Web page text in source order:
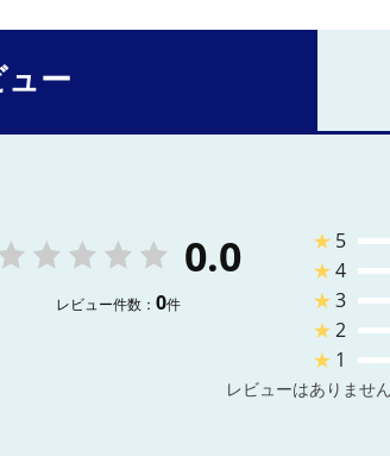
ュー
0.0
レビュー件数： 0件
★ 5
★4
★3
★2
★ 1
レビューはありません